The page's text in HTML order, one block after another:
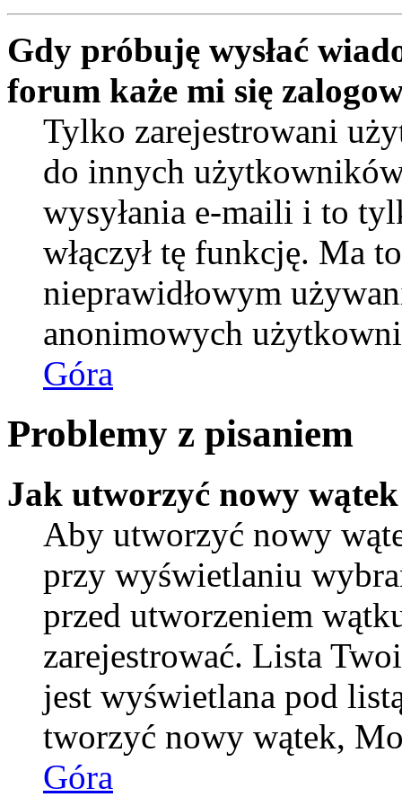
Gdy próbuję wysłać
forum każe mi się
Tylko zarejestrowani
do innych
wysyłania e-maili i to
włączył tę funkcję. Ma
nieprawidłowym
anonimowych
Góra
Problemy z pisaniem
Jak utworzyć nowy
Aby utworzyć nowy
przy wyświetlaniu
przed utworzeniem
zarejestrować. Lista
jest wyświetlana pod
tworzyć nowy wątek,
Góra